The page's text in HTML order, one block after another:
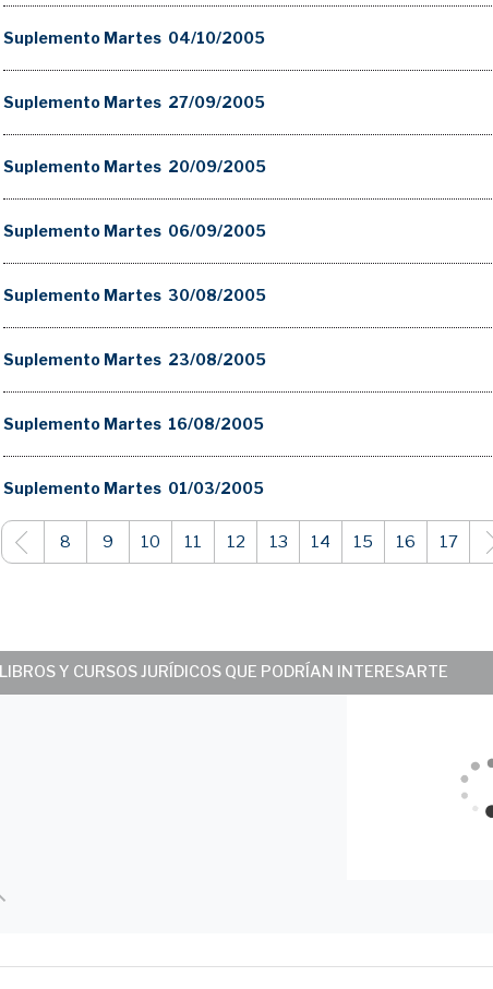
Suplemento Martes 04/10/2005
Suplemento Martes 27/09/2005
Suplemento Martes 20/09/2005
Suplemento Martes 06/09/2005
Suplemento Martes 30/08/2005
Suplemento Martes 23/08/2005
Suplemento Martes 16/08/2005
Suplemento Martes 01/03/2005
8 9 10 11 12 13 14 15 16 17
LIBROS Y CURSOS JURÍDICOS QUE PODRÍAN INTERESARTE